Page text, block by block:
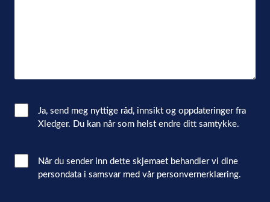
Email
Consent
Ja, send meg nyttige råd, innsikt og oppdateringer fra
Xledger. Du kan når som helst endre ditt samtykke.
Interacted
Når du sender inn dette skjemaet behandler vi dine
persondata i samsvar med vår personvernerklæring.